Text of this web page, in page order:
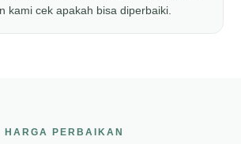
kami cek apakah bisa diperbaiki.
HARGA PERBAIKAN